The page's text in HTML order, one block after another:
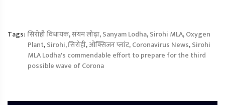
Tags: सिरोही विधायक,संयम लोढ़ा,Sanyam Lodha,Sirohi MLA,Oxygen
Plant,Sirohi,सिरोही,ओक्सिजन प्लांट,Coronavirus News,Sirohi
MLA Lodha's commendable effort to prepare for the third
possible wave of Corona